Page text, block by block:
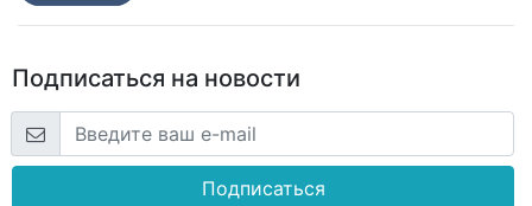
Подписаться на новости
Подписаться